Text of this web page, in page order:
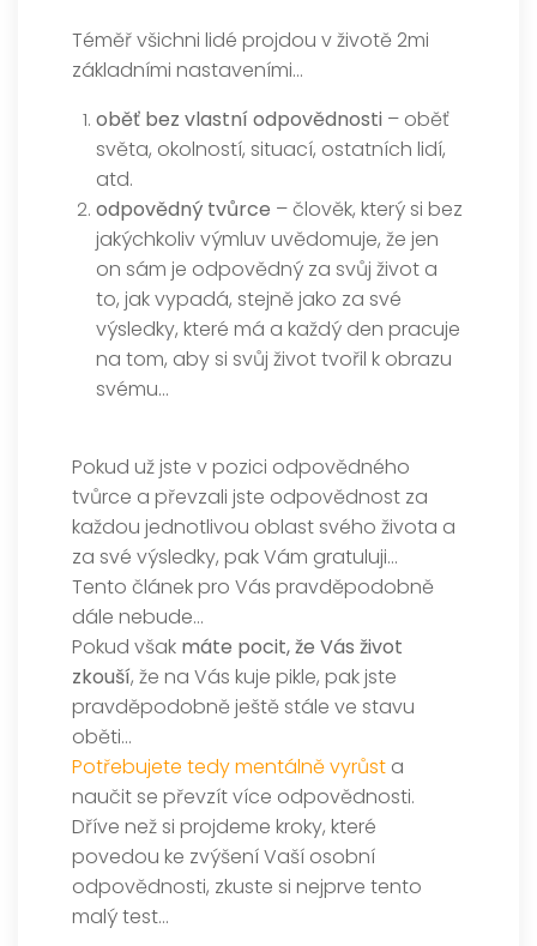
Téměř všichni lidé projdou v životě 2mi
základními nastaveními…
oběť bez vlastní odpovědnosti – oběť
světa, okolností, situací, ostatních lidí,
atd.
odpovědný tvůrce – člověk, který si bez
jakýchkoliv výmluv uvědomuje, že jen
on sám je odpovědný za svůj život a
to, jak vypadá, stejně jako za své
výsledky, které má a každý den pracuje
na tom, aby si svůj život tvořil k obrazu
svému…
Pokud už jste v pozici odpovědného
tvůrce a převzali jste odpovědnost za
každou jednotlivou oblast svého života a
za své výsledky, pak Vám gratuluji…
Tento článek pro Vás pravděpodobně
dále nebude…
Pokud však máte pocit, že Vás život
zkouší, že na Vás kuje pikle, pak jste
pravděpodobně ještě stále ve stavu
oběti…
Potřebujete tedy mentálně vyrůst a
naučit se převzít více odpovědnosti.
Dříve než si projdeme kroky, které
povedou ke zvýšení Vaší osobní
odpovědnosti, zkuste si nejprve tento
malý test…